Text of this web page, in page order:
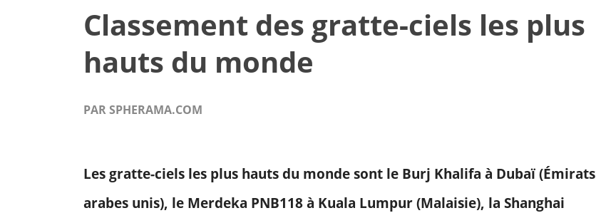
Classement des gratte-ciels les plus
hauts du monde
PAR SPHERAMA.COM
Les gratte-ciels les plus hauts du monde sont le Burj Khalifa à Dubaï (Émirats
arabes unis), le Merdeka PNB118 à Kuala Lumpur (Malaisie), la Shanghai